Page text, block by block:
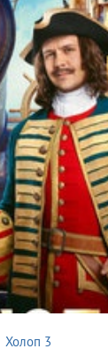
Холоп 3